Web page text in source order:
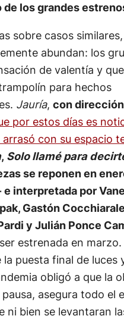
de los grandes
sobre casos similares,
abundan: los
de valentía y
para hechos
Jauría, con
por estos días es
arrasó con su espacio
, Solo llamé para
se reponen en
e interpretada por
Gastón
y Julián Ponce
estrenada en
la puesta final de luces
obligó a que la
pausa, asegura todo el
ni bien se levantaran